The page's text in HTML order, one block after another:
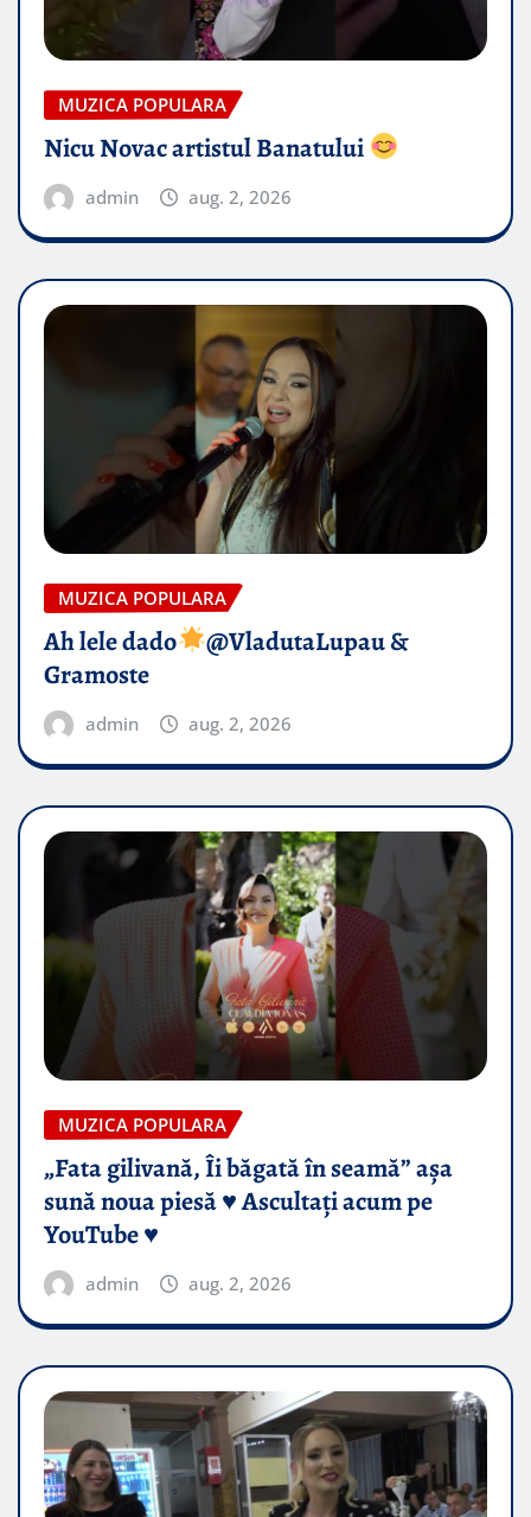
MUZICA POPULARA
Nicu Novac artistul Banatului
admin aug. 2, 2026
MUZICA POPULARA
Ah lele dado​
@VladutaLupau &
Gramoste
admin aug. 2, 2026
MUZICA POPULARA
„Fata gilivană, Îi băgată în seamă” așa
sună noua piesă ♥️ Ascultați acum pe
YouTube ♥️
admin aug. 2, 2026